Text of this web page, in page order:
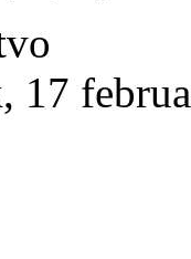
17